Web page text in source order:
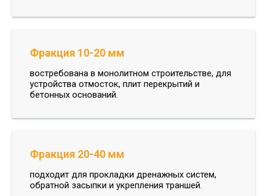
Фракция 10-20 мм
востребована в монолитном строительстве, для
устройства отмосток, плит перекрытий и
бетонных оснований.
Фракция 20-40 мм
подходит для прокладки дренажных систем,
обратной засыпки и укрепления траншей.